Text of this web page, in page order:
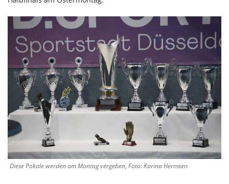
Diese Pokale werden am Montag vergeben, Foto: Karina Hermsen